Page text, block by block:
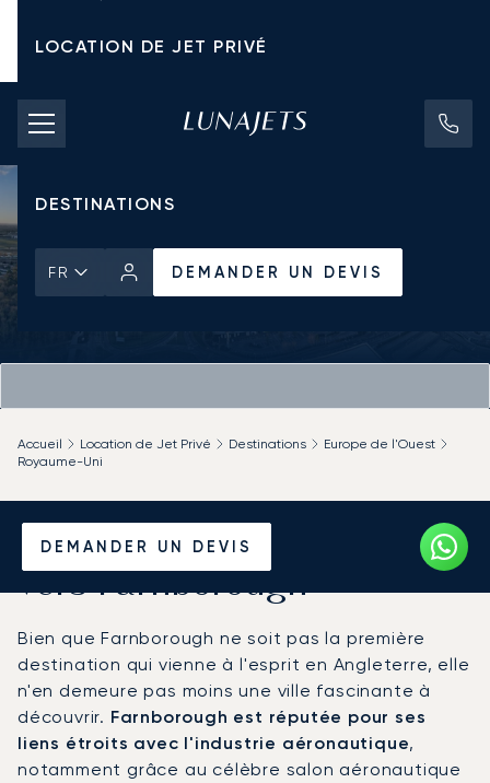
LOCATION DE JET PRIVÉ
TARIFS D'AFFRÈTEMENT
JETS PRIVÉS
DESTINATIONS
FR DEMANDER UN DEVIS
DEMANDER UN DEVIS
Accueil Location de Jet Privé Destinations
Europe de l'Ouest
Royaume-Uni
Louer un Jet Privé depuis et
vers Farnborough
Bien que Farnborough ne soit pas la première
destination qui vienne à l'esprit en Angleterre, elle
n'en demeure pas moins une ville fascinante à
découvrir. Farnborough est réputée pour ses
liens étroits avec l'industrie aéronautique,
notamment grâce au célèbre salon aéronautique